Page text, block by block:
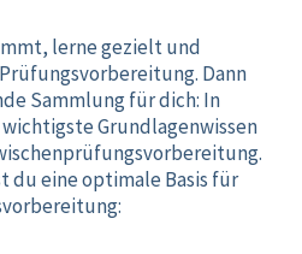
lerne gezielt und
Dann
Sammlung für dich: In
Grundlagenwissen
du eine optimale Basis für